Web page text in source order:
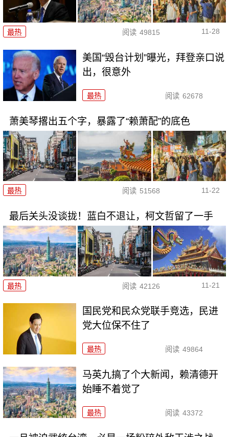
最热 阅读 49815 11-28
美国“毁台计划”曝光，拜登亲口说
出，很意外
最热 阅读 62678
萧美琴撂出五个字，暴露了“赖萧配”的底色
最热 阅读 51568 11-22
最后关头没谈拢！蓝白不退让，柯文哲留了一手
最热 阅读 42126 11-21
国民党和民众党联手竞选，民进
党大位保不住了
最热 阅读 49864
马英九搞了个大新闻，赖清德开
始睡不着觉了
最热 阅读 43372